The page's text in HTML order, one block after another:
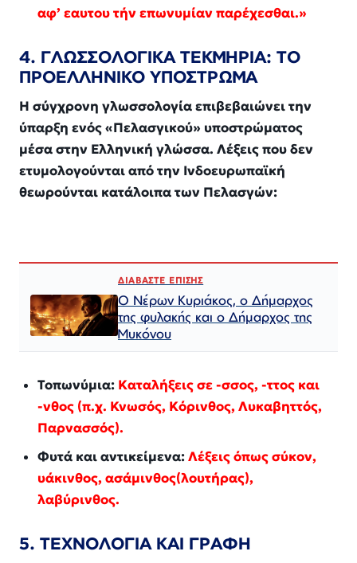
αφ’ εαυτου τήν επωνυμίαν παρέχεσθαι.»
4. ΓΛΩΣΣΟΛΟΓΙΚΑ ΤΕΚΜΗΡΙΑ: ΤΟ
ΠΡΟΕΛΛΗΝΙΚΟ ΥΠΟΣΤΡΩΜΑ
Η σύγχρονη γλωσσολογία επιβεβαιώνει την
ύπαρξη ενός «Πελασγικού» υποστρώματος
μέσα στην Ελληνική γλώσσα. Λέξεις που δεν
ετυμολογούνται από την Ινδοευρωπαϊκή
θεωρούνται κατάλοιπα των Πελασγών:
ΔΙΑΒΑΣΤΕ ΕΠΙΣΗΣ
Ο Νέρων Κυριάκος, o Δήμαρχος
της φυλακής και ο Δήμαρχος της
Μυκόνου
Τοπωνύμια: Καταλήξεις σε -σσος, -ττος και
-νθος (π.χ. Κνωσός, Κόρινθος, Λυκαβηττός,
Παρνασσός).
Φυτά και αντικείμενα:Λέξεις όπως σύκον,
υάκινθος, ασάμινθος(λουτήρας),
λαβύρινθος.
5. ΤΕΧΝΟΛΟΓΙΑ ΚΑΙ ΓΡΑΦΗ